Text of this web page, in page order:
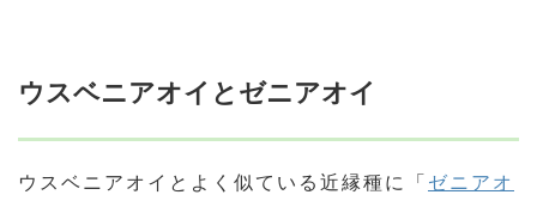
ウスベニアオイとゼニアオイ
ウスベニアオイとよく似ている近縁種に「 ゼニアオ